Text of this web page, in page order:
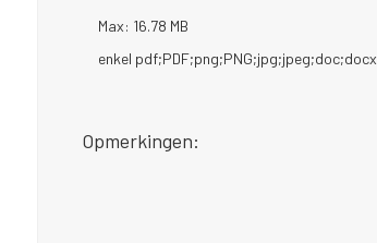
Max: 16.78 MB
enkel pdf;PDF;png;PNG;jpg;jpeg;doc;docx
Opmerkingen: